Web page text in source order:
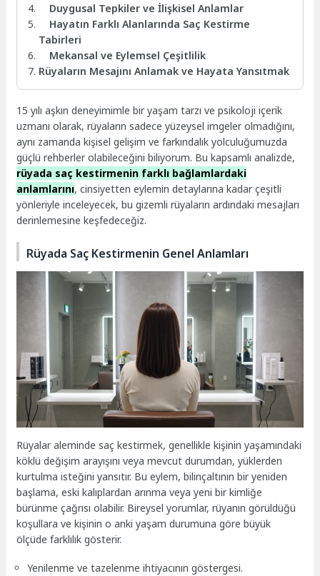
Duygusal Tepkiler ve İlişkisel Anlamlar
Hayatın Farklı Alanlarında Saç Kestirme
Tabirleri
Mekansal ve Eylemsel Çeşitlilik
Rüyaların Mesajını Anlamak ve Hayata Yansıtmak
15 yılı aşkın deneyimimle bir yaşam tarzı ve psikoloji içerik
uzmanı olarak, rüyaların sadece yüzeysel imgeler olmadığını,
aynı zamanda kişisel gelişim ve farkındalık yolculuğumuzda
güçlü rehberler olabileceğini biliyorum. Bu kapsamlı analizde,
rüyada saç kestirmenin farklı bağlamlardaki
anlamlarını, cinsiyetten eylemin detaylarına kadar çeşitli
yönleriyle inceleyecek, bu gizemli rüyaların ardındaki mesajları
derinlemesine keşfedeceğiz.
Rüyada Saç Kestirmenin Genel Anlamları
Rüyalar aleminde saç kestirmek, genellikle kişinin yaşamındaki
köklü değişim arayışını veya mevcut durumdan, yüklerden
kurtulma isteğini yansıtır. Bu eylem, bilinçaltının bir yeniden
başlama, eski kalıplardan arınma veya yeni bir kimliğe
bürünme çağrısı olabilir. Bireysel yorumlar, rüyanın görüldüğü
koşullara ve kişinin o anki yaşam durumuna göre büyük
ölçüde farklılık gösterir.
Yenilenme ve tazelenme ihtiyacının göstergesi.